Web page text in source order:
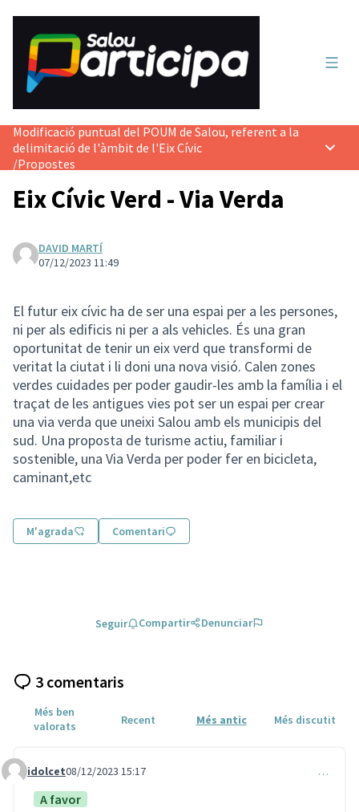
Modificació puntual del POUM de Salou, referent a la
delimitació de l'àmbit de l'Eix Cívic
/Propostes
Eix Cívic Verd - Via Verda
DAVID MARTÍ
07/12/2023 11:49
El futur eix cívic ha de ser una espai per a les persones,
ni per als edificis ni per a als vehicles. És una gran
oportunitat de tenir un eix verd que transformi de
veritat la ciutat i li doni una nova visió. Calen zones
verdes cuidades per poder gaudir-les amb la família i el
traçat de les antigues vies pot ser un espai per crear
una via verda que uneixi Salou amb els municipis del
sud. Una proposta de turisme actiu, familiar i
sostenible, una Via Verda per poder fer en bicicleta,
caminant,etc
M'agrada Comentari
Seguir Compartir Denunciar
3 comentaris
Més ben
valorats
Recent Més antic Més discutit
Comentari 106
idolcet08/12/2023 15:17 …
A favor